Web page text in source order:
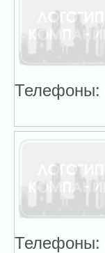
Телефоны:
Телефоны: